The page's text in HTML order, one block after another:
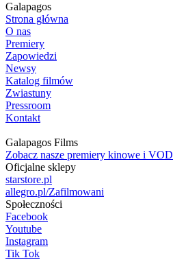
Galapagos
Strona główna
O nas
Premiery
Zapowiedzi
Newsy
Katalog filmów
Zwiastuny
Pressroom
Kontakt
Galapagos Films
Zobacz nasze premiery kinowe i VOD
Oficjalne sklepy
starstore.pl
allegro.pl/Zafilmowani
Społeczności
Facebook
Youtube
Instagram
Tik Tok